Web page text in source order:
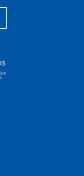
Balkan News Agencies